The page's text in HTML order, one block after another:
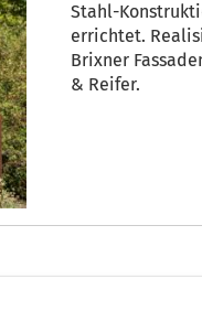
Stahl-
errichtet.
Brixner
& Reifer.